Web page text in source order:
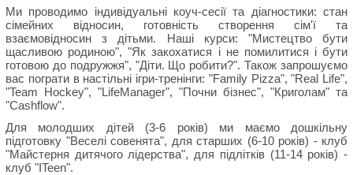
Ми проводимо індивідуальні коуч-сесії та діагностики: стан
сімейних відносин, готовність створення сім'ї та
взаємовідносин з дітьми. Наші курси: "Мистецтво бути
щасливою родиною", "Як закохатися і не помилитися і бути
готовою до подружжя", "Діти. Що робити?". Також запрошуємо
вас пограти в настільні ігри-тренінги: "Family Pizza", "Real Life",
"Team Hockey", "LifeManager", "Почни бізнес", "Криголам" та
"Cashflow".
Для молодших дітей (3-6 років) ми маємо дошкільну
підготовку "Веселі совенята", для старших (6-10 років) - клуб
"Майстерня дитячого лідерства", для підлітків (11-14 років) -
клуб "ITeen".